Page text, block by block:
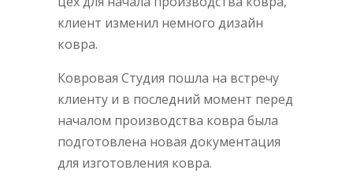
клиент изменил немного дизайн
ковра.
Ковровая Студия пошла на встречу
клиенту и в последний момент перед
началом производства ковра была
подготовлена новая документация
для изготовления ковра.